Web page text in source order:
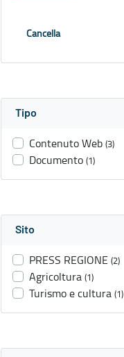
Cancella
Tipo
Contenuto Web (3)
Documento (1)
Sito
PRESS REGIONE (2)
Agricoltura (1)
Turismo e cultura (1)